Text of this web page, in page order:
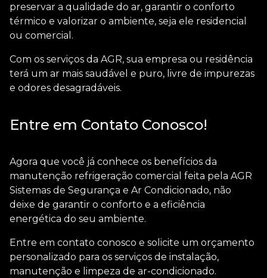
preservar a qualidade do ar, garantir o conforto
térmico e valorizar o ambiente, seja ele residencial
ou comercial.
Com os serviços da AGR, sua empresa ou residência
terá um ar mais saudável e puro, livre de impurezas
e odores desagradáveis.
Entre em Contato Conosco!
Agora que você já conhece os benefícios da
manutenção refrigeração comercial feita pela AGR
Sistemas de Segurança e Ar Condicionado, não
deixe de garantir o conforto e a eficiência
energética do seu ambiente.
Entre em contato conosco e solicite um orçamento
personalizado para os serviços de instalação,
manutenção e limpeza de ar-condicionado.